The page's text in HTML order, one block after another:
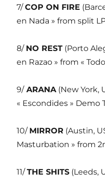
7/COP ON FIRE
en Nada » from split
8/ NO REST (Porto
en Razao » from «
9/ARANA(New York,
« Escondides » Demo
10/ MIRROR (Austin,
Masturbation » from
11/THE SHITS (Leeds,